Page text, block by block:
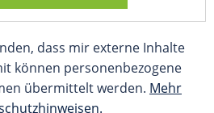
dass mir externe Inhalte
können personenbezogene
übermittelt werden. Mehr